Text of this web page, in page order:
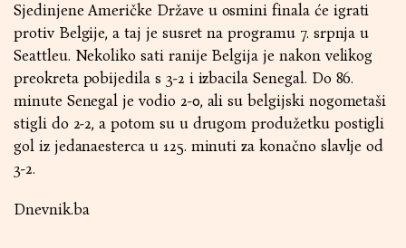
Sjedinjene Američke Države u osmini finala će igrati
protiv Belgije, a taj je susret na programu 7. srpnja u
Seattleu. Nekoliko sati ranije Belgija je nakon velikog
preokreta pobijedila s 3-2 i izbacila Senegal. Do 86.
minute Senegal je vodio 2-0, ali su belgijski nogometaši
stigli do 2-2, a potom su u drugom produžetku postigli
gol iz jedanaesterca u 125. minuti za konačno slavlje od
3-2.
Dnevnik.ba